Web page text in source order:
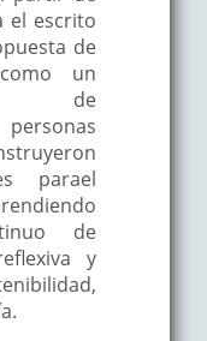
el escrito
de
un
de
parael
de
y